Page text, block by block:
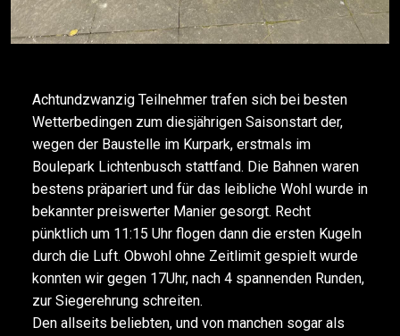
Achtundzwanzig Teilnehmer trafen sich bei besten
Wetterbedingen zum diesjährigen Saisonstart der,
wegen der Baustelle im Kurpark, erstmals im
Boulepark Lichtenbusch stattfand. Die Bahnen waren
bestens präpariert und für das leibliche Wohl wurde in
bekannter preiswerter Manier gesorgt. Recht
pünktlich um 11:15 Uhr flogen dann die ersten Kugeln
durch die Luft. Obwohl ohne Zeitlimit gespielt wurde
konnten wir gegen 17Uhr, nach 4 spannenden Runden,
zur Siegerehrung schreiten.
Den allseits beliebten, und von manchen sogar als